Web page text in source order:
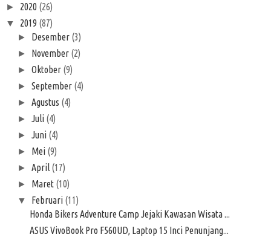
► 2020 (26)
▼ 2019 (87)
► Desember (3)
► November (2)
►Oktober (9)
►September (4)
►Agustus (4)
►Juli (4)
►Juni (4)
► Mei (9)
►April (17)
► Maret (10)
▼ Februari (11)
Honda Bikers Adventure Camp Jejaki Kawasan Wisata ...
ASUS VivoBook Pro F560UD, Laptop 15 Inci Penunjang...